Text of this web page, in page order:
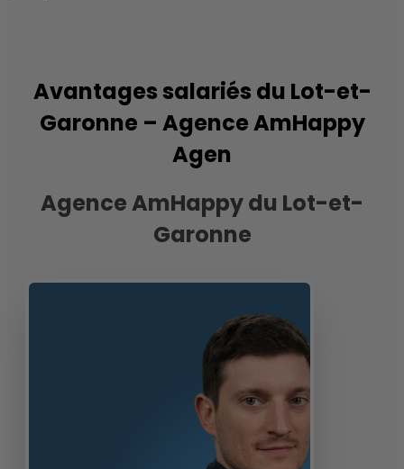
Avantages salariés du Lot-et-
Garonne – Agence AmHappy
Agen
Agence AmHappy du Lot-et-
Garonne